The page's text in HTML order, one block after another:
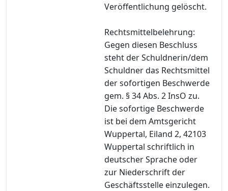
Veröffentlichung gelöscht.
Rechtsmittelbelehrung:
Gegen diesen Beschluss
steht der Schuldnerin/dem
Schuldner das Rechtsmittel
der sofortigen Beschwerde
gem. § 34 Abs. 2 InsO zu.
Die sofortige Beschwerde
ist bei dem Amtsgericht
Wuppertal, Eiland 2, 42103
Wuppertal schriftlich in
deutscher Sprache oder
zur Niederschrift der
Geschäftsstelle einzulegen.